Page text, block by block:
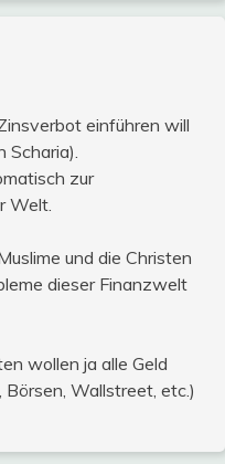
einführen will
zur
Welt.
und die Christen
dieser Finanzwelt
wollen ja alle Geld
Wallstreet, etc.)